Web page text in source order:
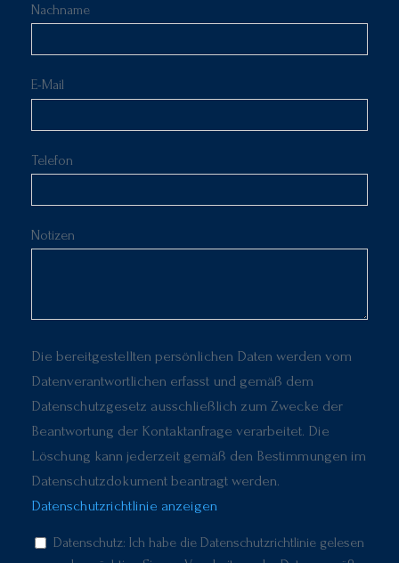
Nachname
E-Mail
Telefon
Notizen
Die bereitgestellten persönlichen Daten werden vom
Datenverantwortlichen erfasst und gemäß dem
Datenschutzgesetz ausschließlich zum Zwecke der
Beantwortung der Kontaktanfrage verarbeitet. Die
Löschung kann jederzeit gemäß den Bestimmungen im
Datenschutzdokument beantragt werden.
Datenschutzrichtlinie anzeigen
Datenschutz: Ich habe die Datenschutzrichtlinie gelesen